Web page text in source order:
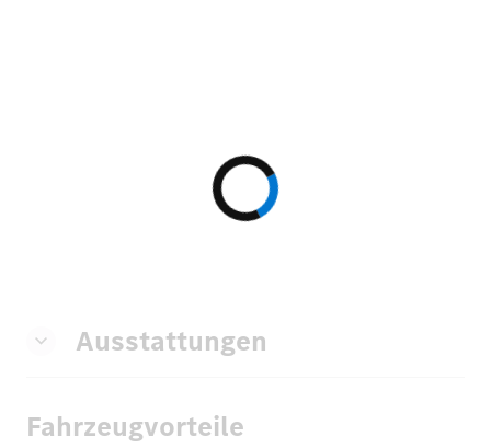
Ausstattungen
Fahrzeugvorteile